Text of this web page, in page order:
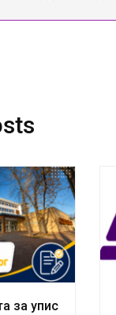
за упис